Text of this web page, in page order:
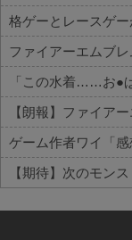
格ゲーとレースゲ
Powered by